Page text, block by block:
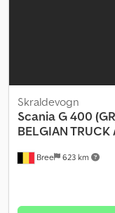
Bree 623 km
Skraldevogn
ScaniaG 400
BELGIAN TRUCK